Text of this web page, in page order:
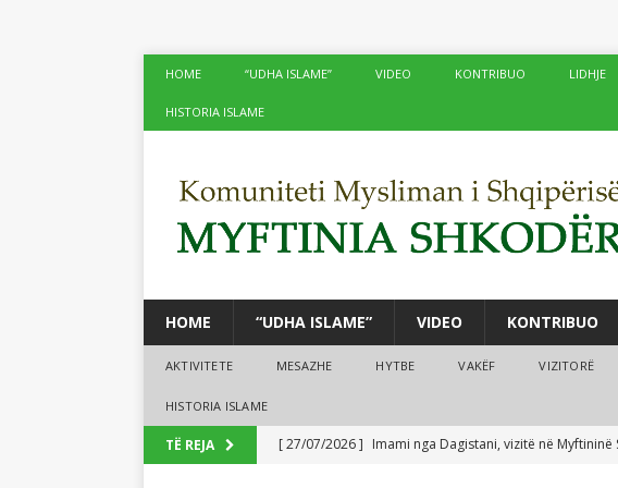
HOME “UDHA ISLAME” VIDEO KONTRIBUO LIDHJE
HISTORIA ISLAME
HOME “UDHA ISLAME” VIDEO KONTRIBUO
AKTIVITETE MESAZHE HYTBE VAKËF VIZITORË
HISTORIA ISLAME
TË REJA [ 27/07/2026 ] Imami nga Dagistani, vizitë në Myftininë